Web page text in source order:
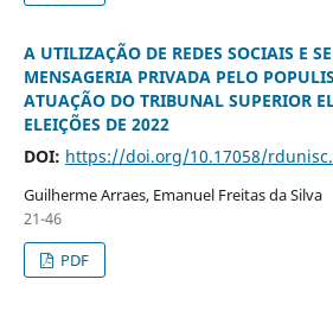
A UTILIZAÇÃO DE REDES SOCIAIS E
MENSAGERIA PRIVADA PELO
ATUAÇÃO DO TRIBUNAL SUPERIOR
ELEIÇÕES DE 2022
DOI: https://doi.org/10.17058/
Guilherme Arraes, Emanuel Freitas da Silva
21-46
PDF